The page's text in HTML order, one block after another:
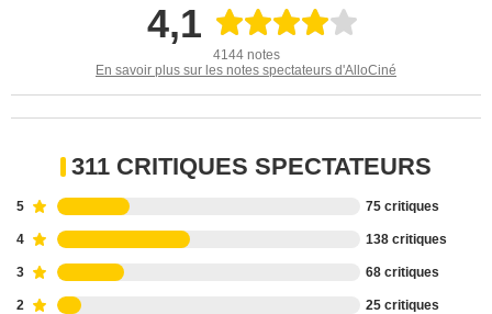
4,1
4144 notes
En savoir plus sur les notes spectateurs d'AlloCiné
311 CRITIQUES SPECTATEURS
5 75 critiques
4 138 critiques
3 68 critiques
2 25 critiques